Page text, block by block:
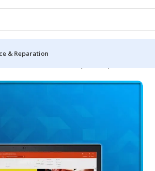
& Reparation